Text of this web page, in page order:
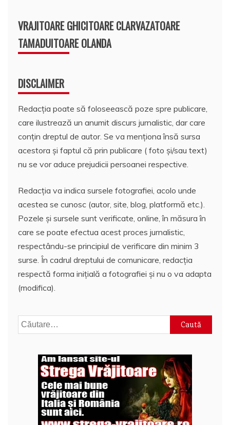
VRAJITOARE GHICITOARE CLARVAZATOARE
TAMADUITOARE OLANDA
DISCLAIMER
Redacția poate să foloseească poze spre publicare,
care ilustrează un anumit discurs jurnalistic, dar care
conțin dreptul de autor. Se va menționa însă sursa
acestora și faptul că prin publicare ( foto și/sau text)
nu se vor aduce prejudicii persoanei respective.
Redacția va indica sursele fotografiei, acolo unde
acestea se cunosc (autor, site, blog, platformă etc.).
Pozele și sursele sunt verificate, online, în măsura în
care se poate efectua acest proces jurnalistic,
respectându-se principiul de verificare din minim 3
surse. În cadrul dreptului de comunicare, redacția
respectă forma inițială a fotografiei și nu o va adapta
(modifica).
Caută
după: